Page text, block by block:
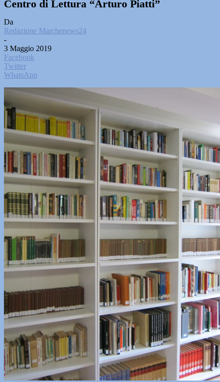
Centro di Lettura “Arturo Piatti”
Da
Redazione Marchenews24
-
3 Maggio 2019
Facebook
Twitter
WhatsApp